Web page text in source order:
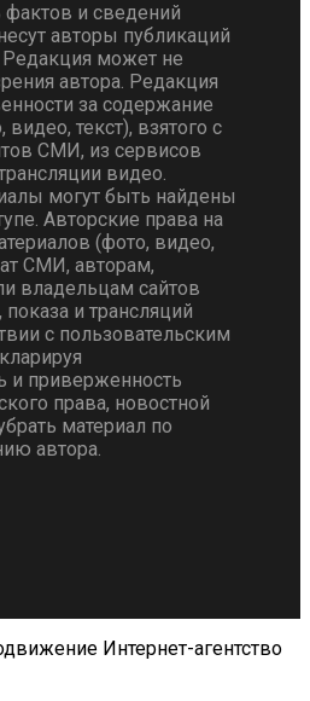
фактов и сведений
авторы публикаций
Редакция может не
автора. Редакция
за содержание
текст), взятого с
СМИ, из сервисов
видео.
могут быть найдены
Авторские права на
(фото, видео,
СМИ, авторам,
владельцам сайтов
и трансляций
с пользовательским
и приверженность
права, новостной
материал по
автора.
Интернет-агентство